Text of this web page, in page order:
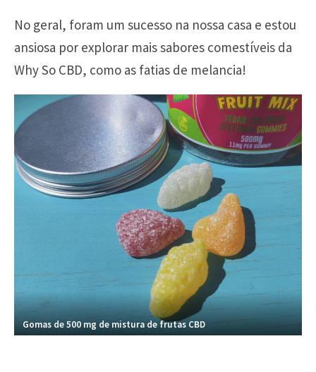
No geral, foram um sucesso na nossa casa e estou
ansiosa por explorar mais sabores comestíveis da
Why So CBD, como as fatias de melancia!
Gomas de 500 mg de mistura de frutas CBD